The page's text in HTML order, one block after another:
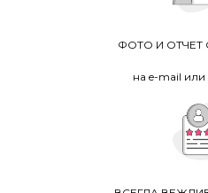
ФОТО И ОТЧЕТ
на e-mail